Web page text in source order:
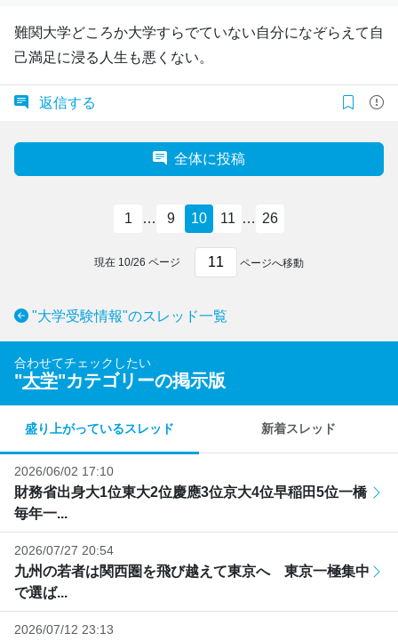
難関大学どころか大学すらでていない自分になぞらえて自
己満足に浸る人生も悪くない。
返信する
全体に投稿
1 … 9 10 11 … 26
現在 10/26 ページ ページへ移動
"大学受験情報"のスレッド一覧
合わせてチェックしたい
"大学"カテゴリーの掲示版
盛り上がっているスレッド 新着スレッド
2026/06/02 17:10
財務省出身大1位東大2位慶應3位京大4位早稲田5位一橋
毎年一...
2026/07/27 20:54
九州の若者は関西圏を飛び越えて東京へ 東京一極集中
で選ば...
2026/07/12 23:13